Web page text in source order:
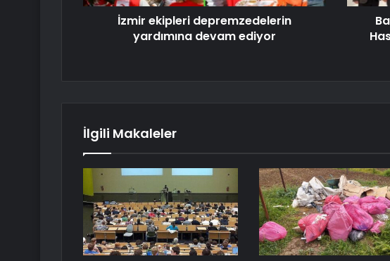
İzmir ekipleri depremzedelerin
yardımına devam ediyor
İlgili Makaleler